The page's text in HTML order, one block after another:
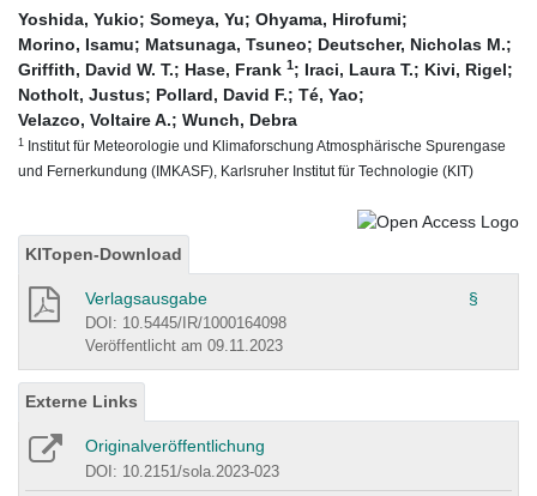
Yoshida, Yukio; Someya, Yu; Ohyama, Hirofumi;
Morino, Isamu; Matsunaga, Tsuneo; Deutscher, Nicholas M.;
Griffith, David W. T.; Hase, Frank 1; Iraci, Laura T.; Kivi, Rigel;
Notholt, Justus; Pollard, David F.; Té, Yao;
Velazco, Voltaire A.; Wunch, Debra
1 Institut für Meteorologie und Klimaforschung Atmosphärische Spurengase
und Fernerkundung (IMKASF), Karlsruher Institut für Technologie (KIT)
KITopen-Download
Verlagsausgabe §
DOI: 10.5445/IR/1000164098
Veröffentlicht am 09.11.2023
Externe Links
Originalveröffentlichung
DOI: 10.2151/sola.2023-023